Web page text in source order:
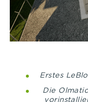
Erstes
Die